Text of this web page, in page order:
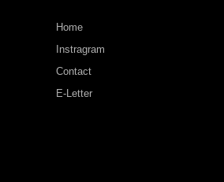
Home
Instragram
Contact
E-Letter